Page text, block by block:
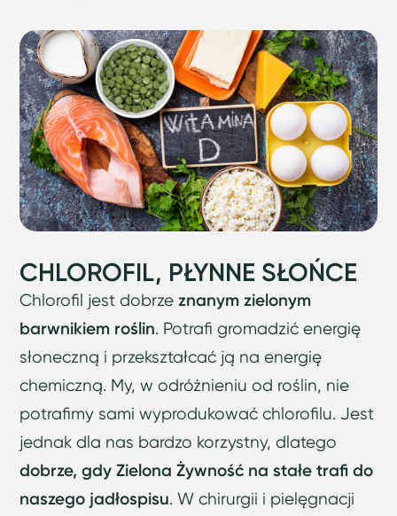
CHLOROFIL, PŁYNNE SŁOŃCE
Chlorofil jest dobrzeznanym zielonym
barwnikiem roślin. Potrafi gromadzić energię
słoneczną i przekształcać ją na energię
chemiczną. My, w odróżnieniu od roślin, nie
potrafimy sami wyprodukować chlorofilu. Jest
jednak dla nas bardzo korzystny, dlatego
dobrze, gdy Zielona Żywność na stałe trafi do
naszego jadłospisu. W chirurgii i pielęgnacji